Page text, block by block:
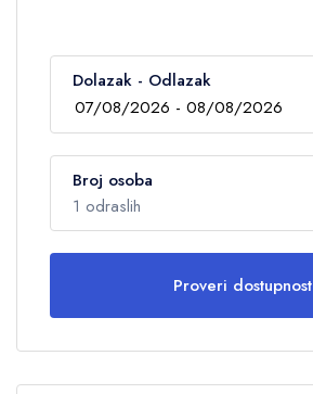
Dolazak - Odlazak
Broj osoba
1 odraslih
Odrasli
Deca
Proveri dostupnost